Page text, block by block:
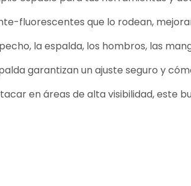
fluorescentes que lo rodean,
la espalda, los hombros, las
garantizan un ajuste seguro y
en áreas de alta visibilidad, este